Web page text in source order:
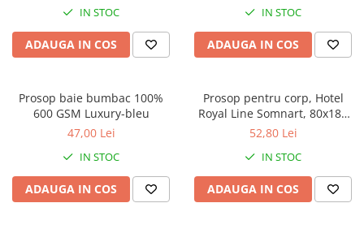
IN STOC
ADAUGA IN COS
IN STOC
ADAUGA IN COS
Prosop baie bumbac 100%
600 GSM Luxury-bleu
47,00 Lei
IN STOC
ADAUGA IN COS
Prosop pentru corp, Hotel
Royal Line Somnart, 80x180
cm, 100% bumbac, 550 GSM
52,80 Lei
IN STOC
ADAUGA IN COS